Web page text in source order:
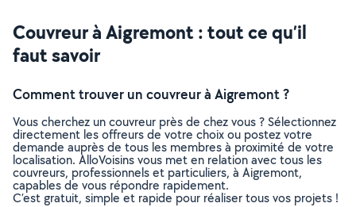
Couvreur à Aigremont : tout ce qu’il
faut savoir
Comment trouver un couvreur à Aigremont ?
Vous cherchez un couvreur près de chez vous ? Sélectionnez
directement les offreurs de votre choix ou postez votre
demande auprès de tous les membres à proximité de votre
localisation. AlloVoisins vous met en relation avec tous les
couvreurs, professionnels et particuliers, à Aigremont,
capables de vous répondre rapidement.
C’est gratuit, simple et rapide pour réaliser tous vos projets !